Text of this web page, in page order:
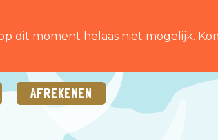
dit moment helaas niet mogelijk.
AFREKENEN